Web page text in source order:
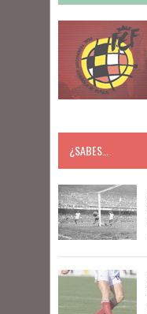
¿SABES…